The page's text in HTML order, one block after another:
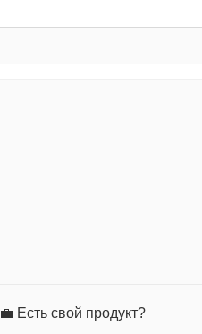
💼 Есть свой продукт?